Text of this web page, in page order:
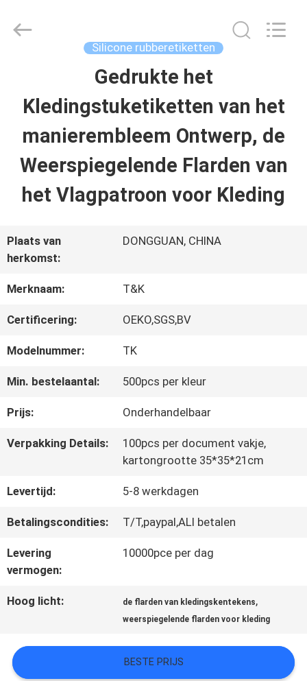
PRODUCTEN
OVER
ONS
FABRIEKSREIS
CONTACTEER
ONS
NIEUWS
ALLE
GEVALLEN
VR
SHOW
SITEMAP
Accessories
Co.,Ltd.
Silicone rubberetiketten
Gedrukte het
Kledingstuketiketten van het
manierembleem Ontwerp, de
Weerspiegelende Flarden van
het Vlagpatroon voor Kleding
Plaats van
herkomst:
DONGGUAN, CHINA
Merknaam: T&K
Certificering: OEKO,SGS,BV
Modelnummer: TK
Min. bestelaantal: 500pcs per kleur
Prijs: Onderhandelbaar
Verpakking Details:
100pcs per document vakje,
kartongrootte 35*35*21cm
Levertijd: 5-8 werkdagen
Betalingscondities: T/T,paypal,ALI betalen
Levering
vermogen:
10000pce per dag
Hoog licht: de flarden van kledingskentekens,
weerspiegelende flarden voor kleding
BESTE PRIJS